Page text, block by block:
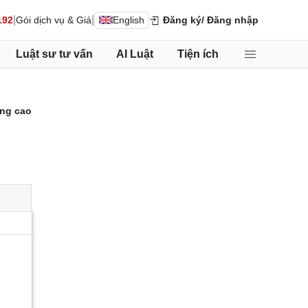
Gói dịch vụ & Giá English Đăng ký/ Đăng nhập
Luật sư tư vấn AI Luật Tiện ích
cao